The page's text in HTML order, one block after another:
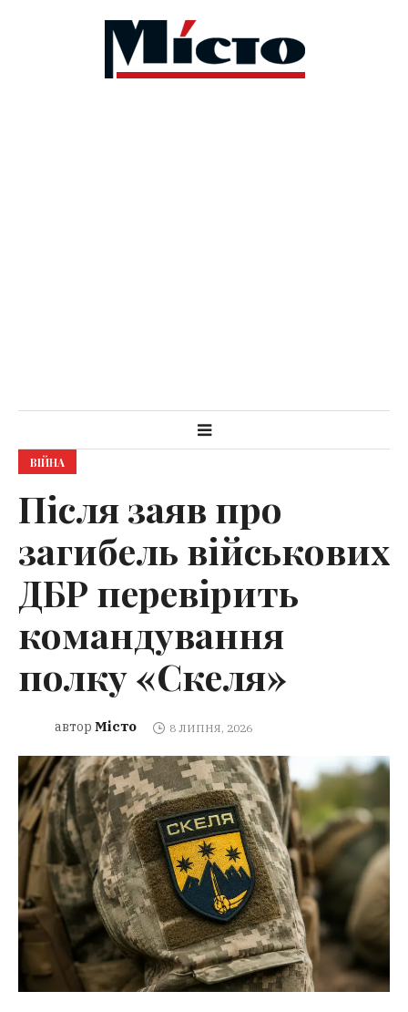
ВІЙНА
Після заяв про
загибель військових
ДБР перевірить
командування
полку «Скеля»
автор Місто 8 ЛИПНЯ, 2026